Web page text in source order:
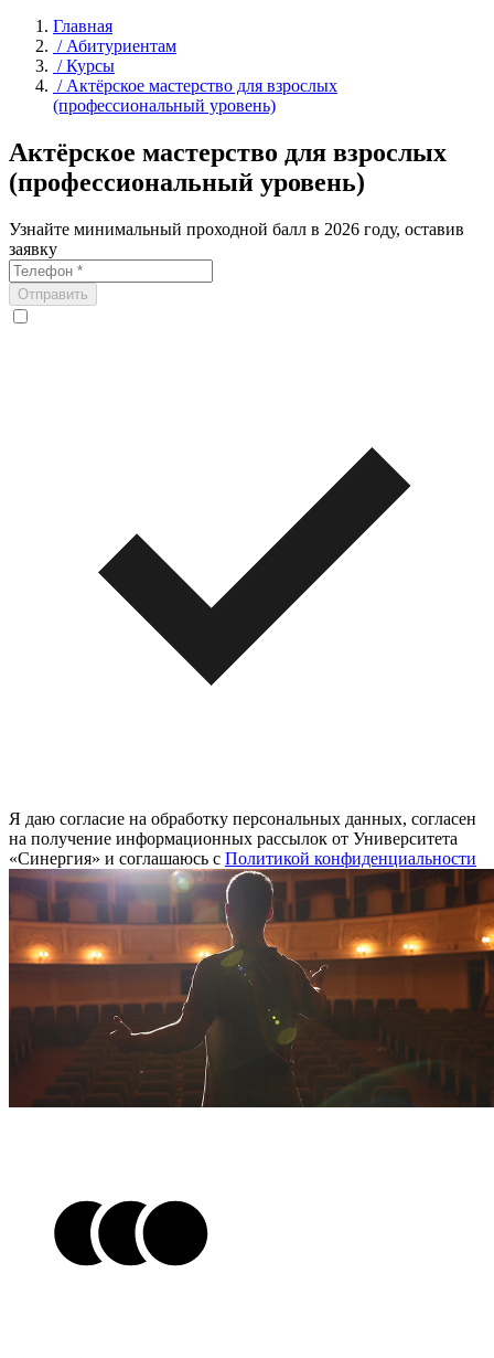
Главная
/Абитуриентам
/Курсы
/Актёрское мастерство для взрослых
(профессиональный уровень)
Актёрское мастерство для взрослых
(профессиональный уровень)
Узнайте минимальный проходной балл в 2026 году, оставив
заявку
Отправить
Я даю согласие на обработку персональных данных, согласен
на получение информационных рассылок от Университета
«Синергия» и соглашаюсь c Политикой конфиденциальности